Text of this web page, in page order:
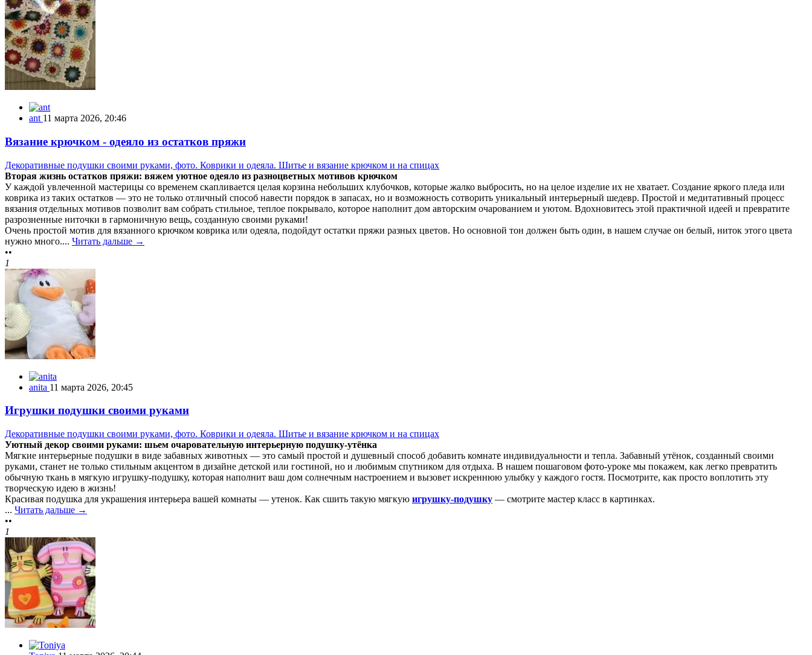
ant 11 марта 2026, 20:46
Вязание крючком - одеяло из остатков пряжи
Декоративные подушки своими руками, фото. Коврики и одеяла. Шитье и вязание крючком и на спицах
Вторая жизнь остатков пряжи: вяжем уютное одеяло из разноцветных мотивов крючком
У каждой увлеченной мастерицы со временем скапливается целая корзина небольших клубочков, которые жалко выбросить, но на целое изделие их не хватает. Создание яркого пледа или
коврика из таких остатков — это не только отличный способ навести порядок в запасах, но и возможность сотворить уникальный интерьерный шедевр. Простой и медитативный процесс
вязания отдельных мотивов позволит вам собрать стильное, теплое покрывало, которое наполнит дом авторским очарованием и уютом. Вдохновитесь этой практичной идеей и превратите
разрозненные ниточки в гармоничную вещь, созданную своими руками!
Очень простой мотив для вязанного крючком коврика или одеяла, подойдут остатки пряжи разных цветов. Но основной тон должен быть один, в нашем случае он белый, ниток этого цвета
нужно много.... Читать дальше →
••
1
anita 11 марта 2026, 20:45
Игрушки подушки своими руками
Декоративные подушки своими руками, фото. Коврики и одеяла. Шитье и вязание крючком и на спицах
Уютный декор своими руками: шьем очаровательную интерьерную подушку-утёнка
Мягкие интерьерные подушки в виде забавных животных — это самый простой и душевный способ добавить комнате индивидуальности и тепла. Забавный утёнок, созданный своими
руками, станет не только стильным акцентом в дизайне детской или гостиной, но и любимым спутником для отдыха. В нашем пошаговом фото-уроке мы покажем, как легко превратить
обычную ткань в мягкую игрушку-подушку, которая наполнит ваш дом солнечным настроением и вызовет искреннюю улыбку у каждого гостя. Посмотрите, как просто воплотить эту
творческую идею в жизнь!
Красивая подушка для украшения интерьера вашей комнаты — утенок. Как сшить такую мягкую игрушку-подушку — смотрите мастер класс в картинках.
... Читать дальше →
••
1